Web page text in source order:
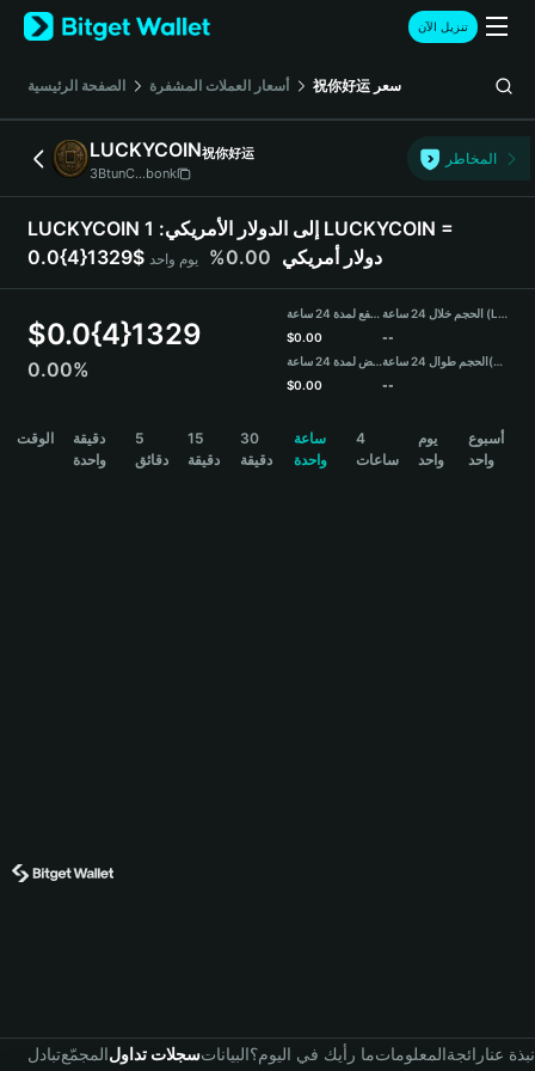
English
日本語
Русский
Español (Latinoamérica)
Türkçe
Deutsch
简体中文
Português (Portugal)
Bahasa Indonesia
বাংলা
تنزيل الآن
الصفحة الرئيسية أسعار العملات المشفرة 祝你好运 سعر
LUCKYCOIN祝你好运
3BtunC...bonk
المخاطر
LUCKYCOIN إلى الدولار الأمريكي: 1 LUCKYCOIN =
0.0{4}1329$ دولار أمريكي 0.00% يوم واحد
$0.0{4}1329
0.00%
مرتفع لمدة 24 ساعة
$0.00
منخفض لمدة 24 ساعة
$0.00
الحجم خلال 24 ساعة (LUCKYCOIN)
--
الحجم طوال 24 ساعة(USDT)
--
الوقت
دقيقة
واحدة
5
دقائق
15
دقيقة
30
دقيقة
ساعة
واحدة
4
ساعات
يوم
واحد
أسبوع
واحد
تبادلالمجمّعسجلات تداولالبياناتما رأيك في اليوم؟المعلوماترائجةنبذة عنا